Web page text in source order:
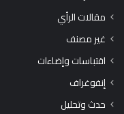
مقالات الرأي
غير مصنف
اقتباسات وإضاءات
إنفوغراف
حدث وتحليل